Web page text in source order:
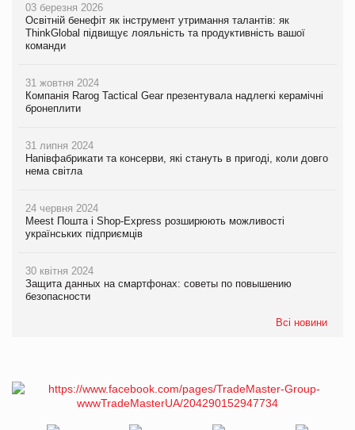
03 березня 2026
Освітній бенефіт як інструмент утримання талантів: як
ThinkGlobal підвищує лояльність та продуктивність вашої
команди
31 жовтня 2024
Компанія Rarog Tactical Gear презентувала надлегкі керамічні
бронеплити
31 липня 2024
Напівфабрикати та консерви, які стануть в пригоді, коли довго
нема світла
24 червня 2024
Meest Пошта і Shop-Express розширюють можливості
українських підприємців
30 квітня 2024
Защита данных на смартфонах: советы по повышению
безопасности
Всі новини